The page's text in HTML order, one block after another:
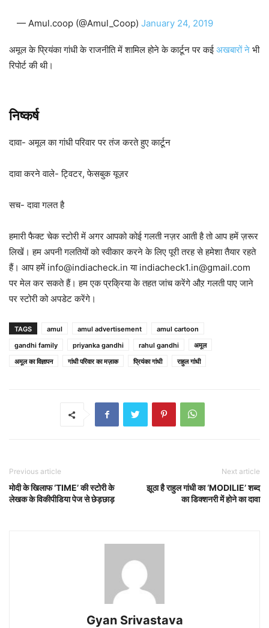
— Amul.coop (@Amul_Coop) January 24, 2019
अमूल के प्रियंका गांधी के राजनीति में शामिल होने के कार्टून पर कई अखबारों ने भी
रिपोर्ट की थी।
निष्कर्ष
दावा- अमूल का गांधी परिवार पर तंज करते हुए कार्टून
दावा करने वाले- ट्विटर, फेसबुक यूज़र
सच- दावा गलत है
हमारी फैक्ट चेक स्टोरी में अगर आपको कोई गलती नज़र आती है तो आप हमें ज़रूर
लिखें। हम अपनी गलतियों को स्वीकार करने के लिए पूरी तरह से हमेशा तैयार रहते
हैं। आप हमें info@indiacheck.in या indiacheck1.in@gmail.com
पर मेल कर सकते हैं। हम एक प्रक्रिया के तहत जांच करेंगे औऱ गलती पाए जाने
पर स्टोरी को अपडेट करेंगे।
TAGS amul amul advertisement
amul cartoon
gandhi family
priyanka gandhi rahul gandhi
अमूल
अमूल का विज्ञापन
गांधी परिवार का मज़ाक प्रियंका गांधी राहुल गांधी
Previous article
मोदी के खिलाफ ‘TIME’ की स्टोरी के
लेखक के विकीपीडिया पेज से छेड़छाड़
Next article
झूठा है राहुल गांधी का ‘MODILIE’ शब्द
का डिक्शनरी में होने का दावा
Gyan Srivastava